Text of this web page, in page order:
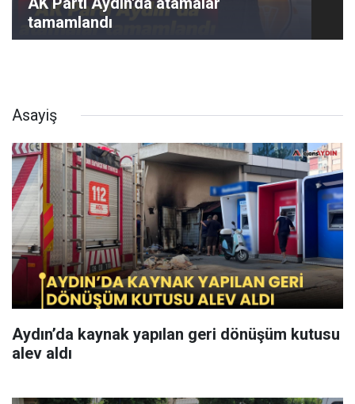
tamamlandı
Asayiş
Aydın’da kaynak yapılan geri dönüşüm kutusu
alev aldı